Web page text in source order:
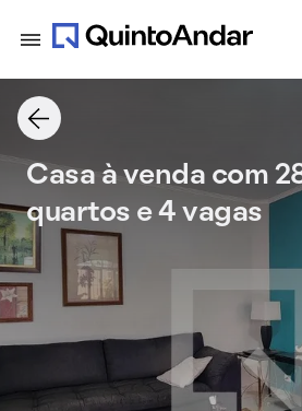
Casa à venda com
quartos e 4 vagas